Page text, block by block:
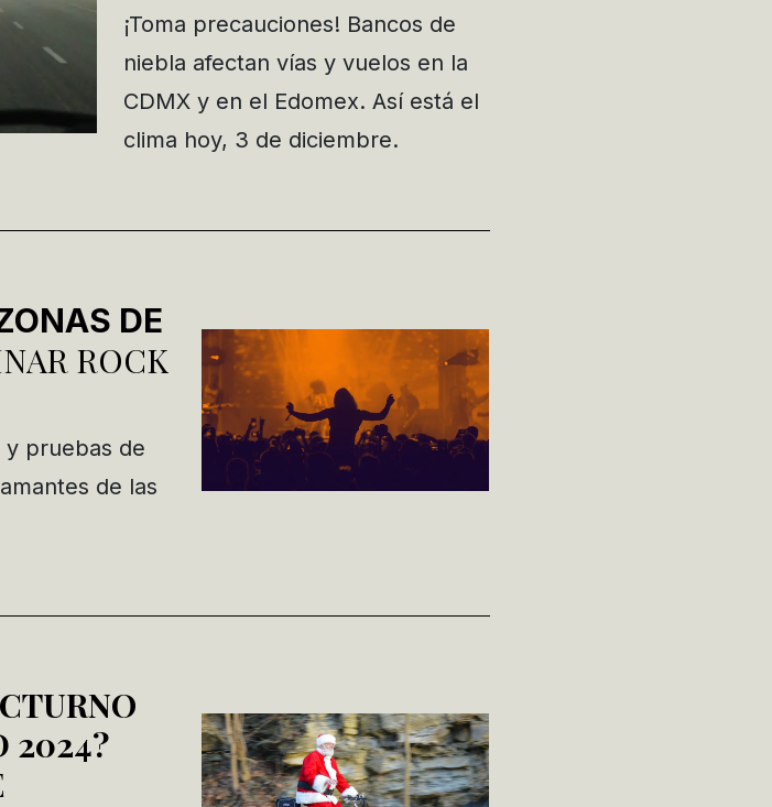
¡Toma precauciones! Bancos de
niebla afectan vías y vuelos en la
CDMX y en el Edomex. Así está el
clima hoy, 3 de diciembre.
DE
ROCK
y pruebas de
de las
2024?